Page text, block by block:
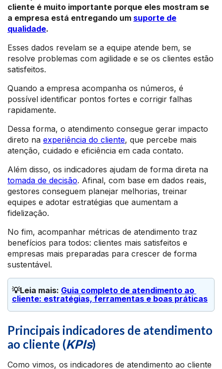
cliente é muito importante porque eles mostram se
a empresa está entregando um suporte de
qualidade.
Esses dados revelam se a equipe atende bem, se
resolve problemas com agilidade e se os clientes estão
satisfeitos.
Quando a empresa acompanha os números, é
possível identificar pontos fortes e corrigir falhas
rapidamente.
Dessa forma, o atendimento consegue gerar impacto
direto na experiência do cliente, que percebe mais
atenção, cuidado e eficiência em cada contato.
Além disso, os indicadores ajudam de forma direta na
tomada de decisão. Afinal, com base em dados reais,
gestores conseguem planejar melhorias, treinar
equipes e adotar estratégias que aumentam a
fidelização.
No fim, acompanhar métricas de atendimento traz
benefícios para todos: clientes mais satisfeitos e
empresas mais preparadas para crescer de forma
sustentável.
💡Leia mais: Guia completo de atendimento ao
cliente: estratégias, ferramentas e boas práticas
Principais indicadores de atendimento
ao cliente (KPIs)
Como vimos, os indicadores de atendimento ao cliente